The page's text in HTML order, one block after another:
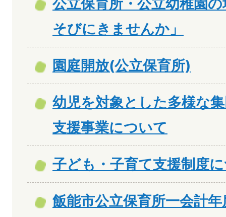
公立保育所・公立幼稚園
そびにきませんか」
園庭開放(公立保育所)
幼児を対象とした多様な
支援事業について
子ども・子育て支援制度
飯能市公立保育所一会計